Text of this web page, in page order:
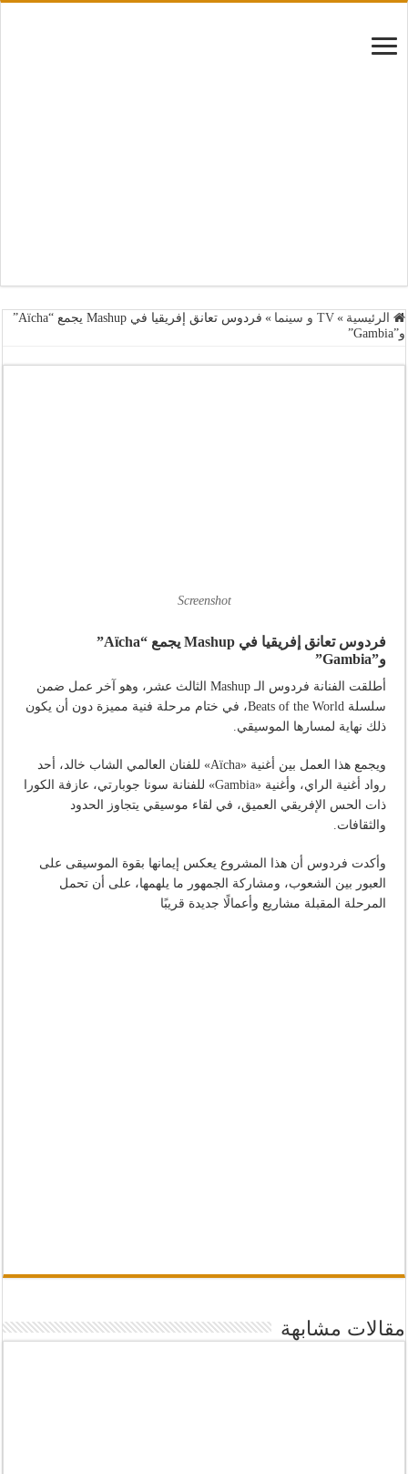
الرئيسية » TV و سينما »
فردوس تعانق إفريقيا في Mashup يجمع “Aïcha”
و”Gambia”
Screenshot
فردوس تعانق إفريقيا في Mashup يجمع “Aïcha”
و”Gambia”
أطلقت الفنانة فردوس الـ Mashup الثالث عشر، وهو آخر عمل ضمن
سلسلة Beats of the World، في ختام مرحلة فنية مميزة دون أن يكون
ذلك نهاية لمسارها الموسيقي.
ويجمع هذا العمل بين أغنية «Aïcha» للفنان العالمي الشاب خالد، أحد
رواد أغنية الراي، وأغنية «Gambia» للفنانة سونا جوبارتي، عازفة الكورا
ذات الحس الإفريقي العميق، في لقاء موسيقي يتجاوز الحدود
والثقافات.
وأكدت فردوس أن هذا المشروع يعكس إيمانها بقوة الموسيقى على
العبور بين الشعوب، ومشاركة الجمهور ما يلهمها، على أن تحمل
المرحلة المقبلة مشاريع وأعمالًا جديدة قريبًا
مقالات مشابهة